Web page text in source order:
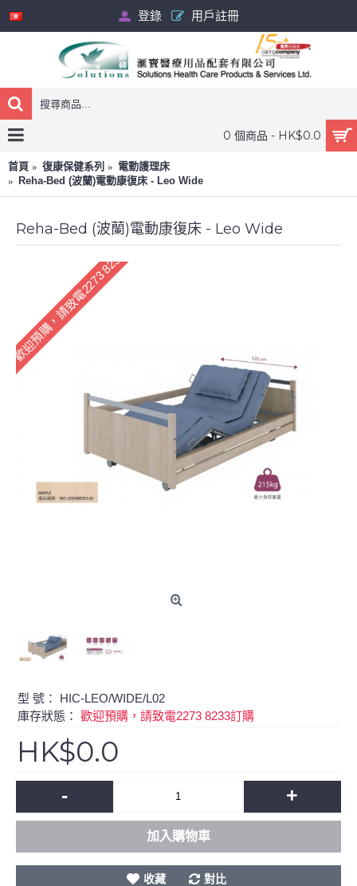
登錄 用戶註冊
0 個商品 - HK$0.0
首頁 復康保健系列
電動護理床
Reha-Bed (波蘭)電動康復床 - Leo Wide
Reha-Bed (波蘭)電動康復床 - Leo Wide
歡迎預購，請致電2273 8233訂購
型 號： HIC-LEO/WIDE/L02
庫存狀態： 歡迎預購，請致電2273 8233訂購
HK$0.0
- +
加入購物車
收藏 對比